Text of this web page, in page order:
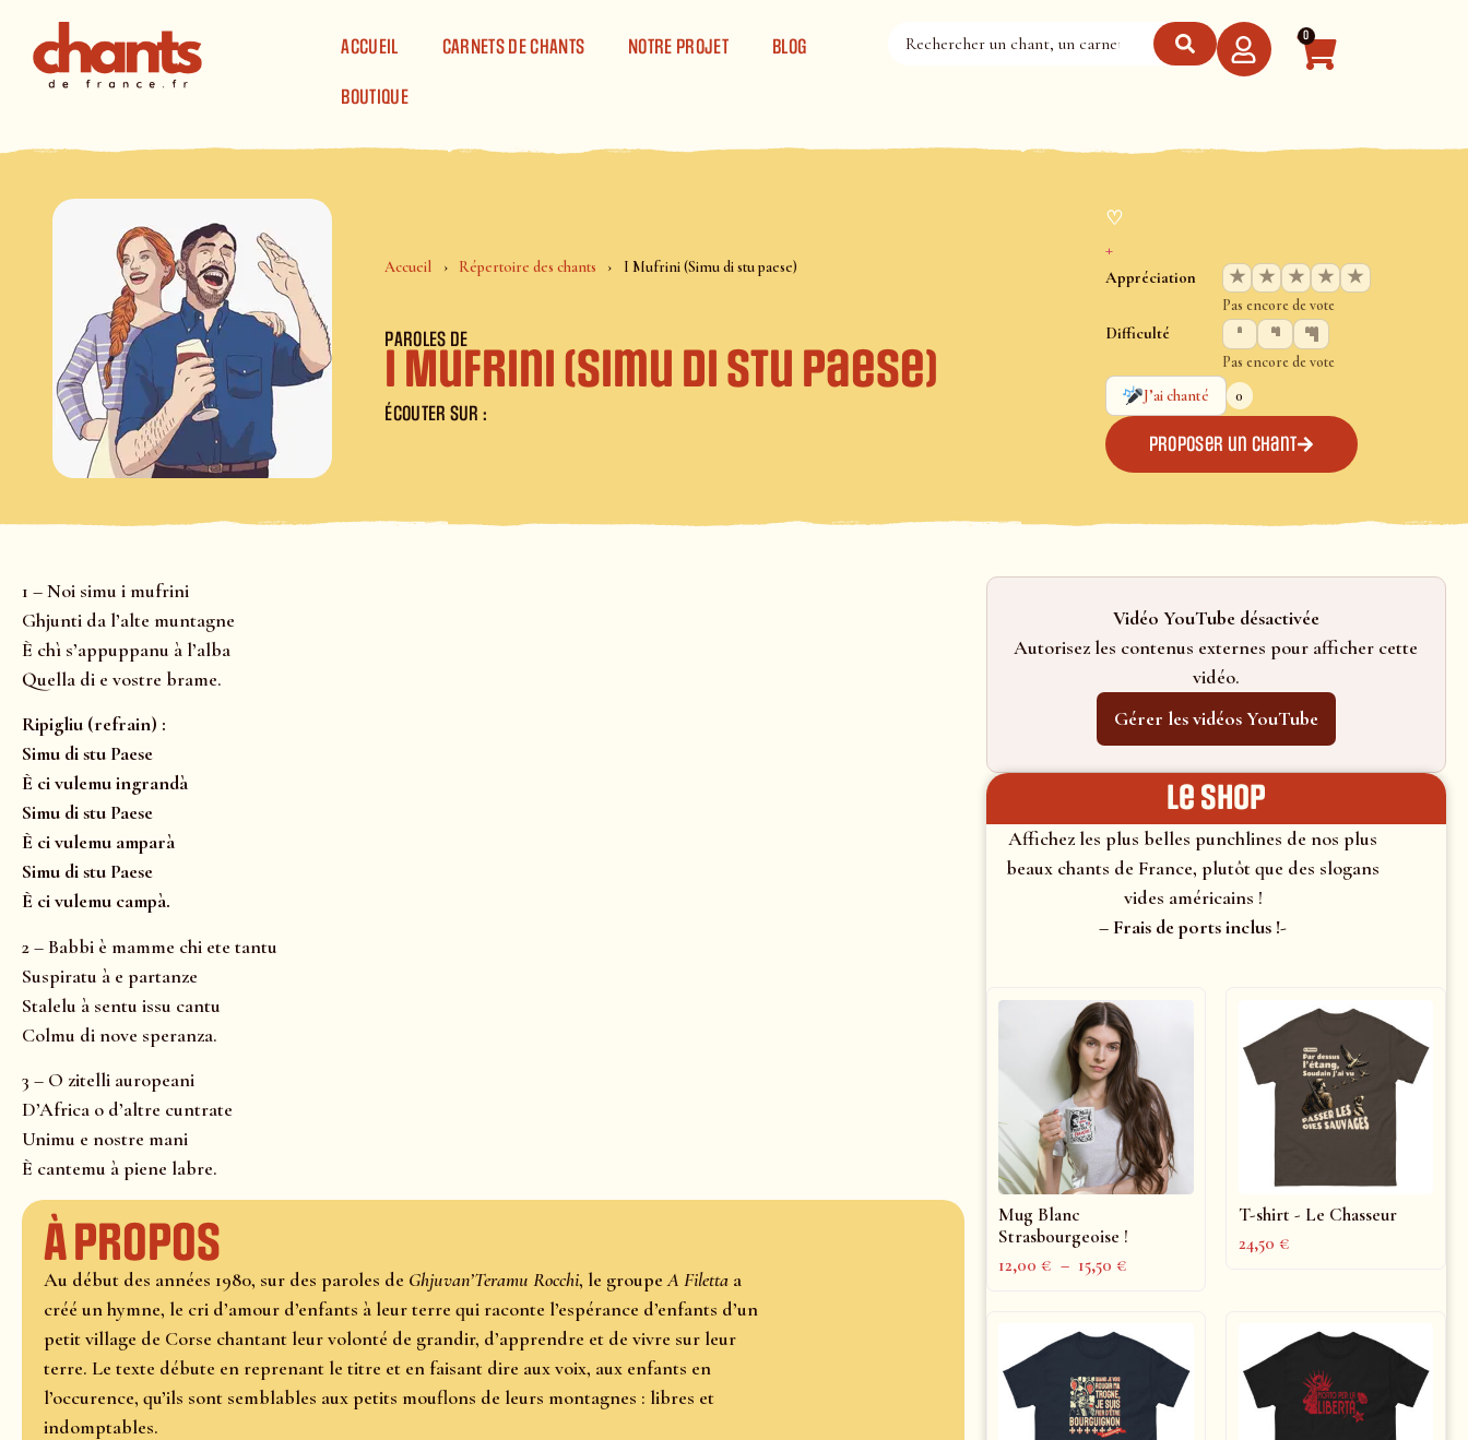
ACCUEIL
CARNETS DE CHANTS NOTRE PROJET BLOG
BOUTIQUE
0
Accueil Répertoire des chants I Mufrini (Simu di stu paese)
PAROLES DE
I Mufrini (Simu di stu paese)
ÉCOUTER SUR :
♡
+
Appréciation ★ ★ ★ ★ ★
Pas encore de vote
Difficulté
Pas encore de vote
J’ai chanté
0
Proposer un chant
1 – Noi simu i mufrini
Ghjunti da l’alte muntagne
È chì s’appuppanu à l’alba
Quella di e vostre brame.
Ripigliu (refrain) :
Simu di stu Paese
È ci vulemu ingrandà
Simu di stu Paese
È ci vulemu amparà
Simu di stu Paese
È ci vulemu campà.
2 – Babbi è mamme chi ete tantu
Suspiratu à e partanze
Stalelu à sentu issu cantu
Colmu di nove speranza.
3 – O zitelli auropeani
D’Africa o d’altre cuntrate
Unimu e nostre mani
È cantemu à piene labre.
À propos
Au début des années 1980, sur des paroles de Ghjuvan’Teramu Rocchi, le groupeA Filetta a
créé un hymne, le cri d’amour d’enfants à leur terre qui raconte l’espérance d’enfants d’un
petit village de Corse chantant leur volonté de grandir, d’apprendre et de vivre sur leur
terre. Le texte débute en reprenant le titre et en faisant dire aux voix, aux enfants en
l’occurence, qu’ils sont semblables aux petits mouflons de leurs montagnes : libres et
indomptables.
Vidéo YouTube désactivée
Autorisez les contenus externes pour afficher cette
vidéo.
Gérer les vidéos YouTube
le shop
Affichez les plus belles punchlines de nos plus
beaux chants de France, plutôt que des slogans
vides américains !
– Frais de ports inclus !-
Mug Blanc
Strasbourgeoise !
12,00€ – 15,50€
T-shirt - Le Chasseur
24,50€